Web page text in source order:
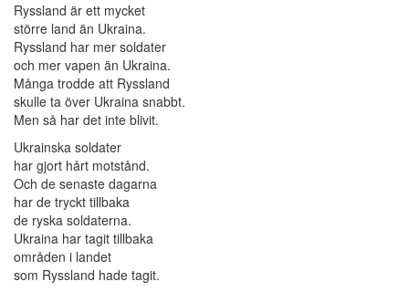
Ryssland är ett mycket
större land än Ukraina.
Ryssland har mer soldater
och mer vapen än Ukraina.
Många trodde att Ryssland
skulle ta över Ukraina snabbt.
Men så har det inte blivit.
Ukrainska soldater
har gjort hårt motstånd.
Och de senaste dagarna
har de tryckt tillbaka
de ryska soldaterna.
Ukraina har tagit tillbaka
områden i landet
som Ryssland hade tagit.